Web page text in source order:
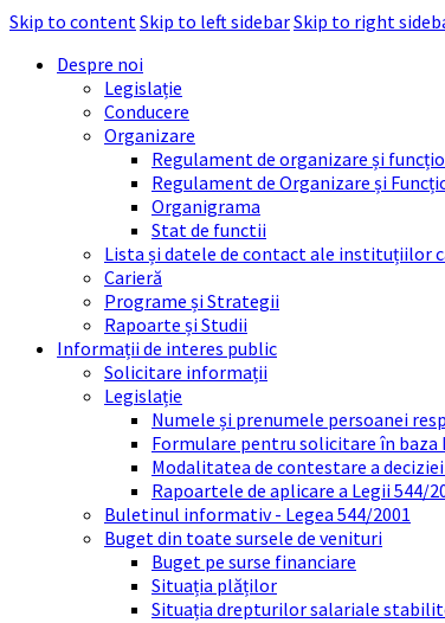
Skip to contentSkip to left sidebarSkip to right
Despre noi
Legislație
Conducere
Organizare
Regulament de organizare și
Regulament de Organizare și
Organigrama
Stat de functii
Lista și datele de contact ale instituțiilor
Carieră
Programe și Strategii
Rapoarte și Studii
Informații de interes public
Solicitare informații
Legislație
Numele și prenumele persoanei
Formulare pentru solicitare în baza
Modalitatea de contestare a
Rapoartele de aplicare a Legii 544/
Buletinul informativ - Legea 544/2001
Buget din toate sursele de venituri
Buget pe surse financiare
Situația plăților
Situația drepturilor salariale